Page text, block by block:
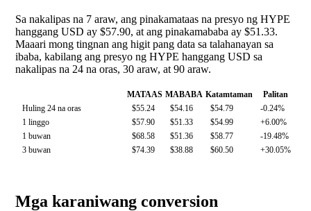
Sa nakalipas na 7 araw, ang pinakamataas na presyo ng HYPE
hanggang USD ay $57.90, at ang pinakamababa ay $51.33.
Maaari mong tingnan ang higit pang data sa talahanayan sa
ibaba, kabilang ang presyo ng HYPE hanggang USD sa
nakalipas na 24 na oras, 30 araw, at 90 araw.
MATAAS MABABA Katamtaman
Palitan
Huling 24 na oras
$55.24 $54.16 $54.79
-0.24%
1 linggo
$57.90 $51.33 $54.99
+6.00%
1 buwan
$68.58 $51.36 $58.77
-19.48%
3 buwan
$74.39 $38.88 $60.50 +30.05%
Mga karaniwang conversion